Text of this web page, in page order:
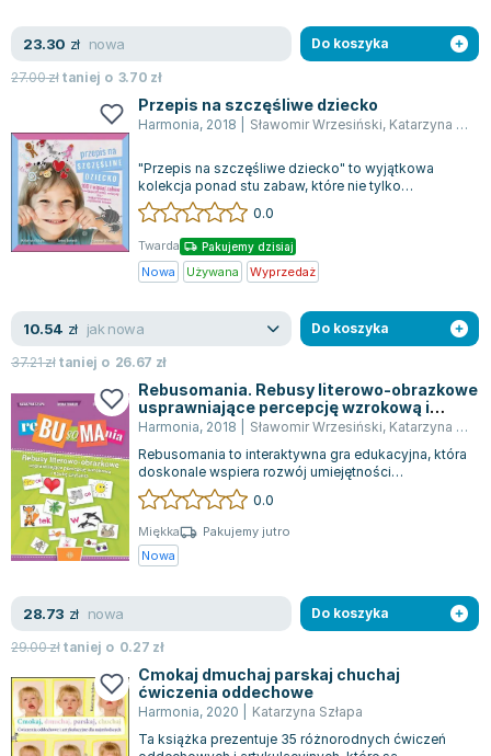
Janina Zającówna
Eric Helms
Anna Prus (oprac.)
Nela Mała Reporterka
Agnieszka Maciąg
Barbara Wrzesińska
Terry Pratchett
Virginia Woolf
Lorraine Warren
Lucinda Riley
Jacek Walkiewicz
23.30 zł nowa
27.00złtaniej o 3.70 zł
Do koszyka
Przepis na szczęśliwe dziecko
Harmonia, 2018 Sławomir Wrzesiński, Katarzyna Szłapa
"Przepis na szczęśliwe dziecko" to wyjątkowa
kolekcja ponad stu zabaw, które nie tylko
zapewniają dzieciom radość, ale też wspiera...
0.0
Twarda Pakujemy dzisiaj
Nowa Używana Wyprzedaż
10.54 zł jak nowa
37.21złtaniej o 26.67 zł
Do koszyka
Rebusomania. Rebusy literowo-obrazkowe
usprawniające percepcję wzrokową i
naukę czytania
Harmonia, 2018 Sławomir Wrzesiński, Katarzyna Szłapa
Rebusomania to interaktywna gra edukacyjna, która
doskonale wspiera rozwój umiejętności
związanych z analizą i syntezą fonemową wy...
0.0
Miękka
Pakujemy jutro
Nowa
28.73 zł nowa
29.00złtaniej o 0.27 zł
Do koszyka
Cmokaj dmuchaj parskaj chuchaj
ćwiczenia oddechowe
Harmonia, 2020
Katarzyna Szłapa
Ta książka prezentuje 35 różnorodnych ćwiczeń